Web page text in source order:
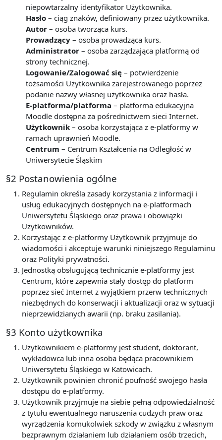
niepowtarzalny identyfikator Użytkownika.
Hasło – ciąg znaków, definiowany przez użytkownika.
Autor – osoba tworząca kurs.
Prowadzący – osoba prowadząca kurs.
Administrator – osoba zarządzająca platformą od
strony technicznej.
Logowanie/Zalogować się – potwierdzenie
tożsamości Użytkownika zarejestrowanego poprzez
podanie nazwy własnej użytkownika oraz hasła.
E-platforma/platforma – platforma edukacyjna
Moodle dostępna za pośrednictwem sieci Internet.
Użytkownik – osoba korzystająca z e-platformy w
ramach uprawnień Moodle.
Centrum – Centrum Kształcenia na Odległość w
Uniwersytecie Śląskim
§2 Postanowienia ogólne
Regulamin określa zasady korzystania z informacji i
usług edukacyjnych dostępnych na e-platformach
Uniwersytetu Śląskiego oraz prawa i obowiązki
Użytkowników.
Korzystając z e-platformy Użytkownik przyjmuje do
wiadomości i akceptuje warunki niniejszego Regulaminu
oraz Polityki prywatności.
Jednostką obsługującą technicznie e-platformy jest
Centrum, które zapewnia stały dostęp do platform
poprzez sieć Internet z wyjątkiem przerw technicznych
niezbędnych do konserwacji i aktualizacji oraz w sytuacji
nieprzewidzianych awarii (np. braku zasilania).
§3 Konto użytkownika
Użytkownikiem e-platformy jest student, doktorant,
wykładowca lub inna osoba będąca pracownikiem
Uniwersytetu Śląskiego w Katowicach.
Użytkownik powinien chronić poufność swojego hasła
dostępu do e-platformy.
Użytkownik przyjmuje na siebie pełną odpowiedzialność
z tytułu ewentualnego naruszenia cudzych praw oraz
wyrządzenia komukolwiek szkody w związku z własnym
bezprawnym działaniem lub działaniem osób trzecich,